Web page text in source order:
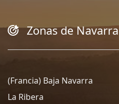
Zonas de Navarra
(Francia) Baja Navarra
La Ribera